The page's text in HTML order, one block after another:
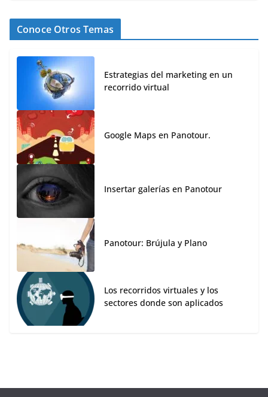
Conoce Otros Temas
Estrategias del marketing en un
recorrido virtual
Google Maps en Panotour.
Insertar galerías en Panotour
Panotour: Brújula y Plano
Los recorridos virtuales y los
sectores donde son aplicados